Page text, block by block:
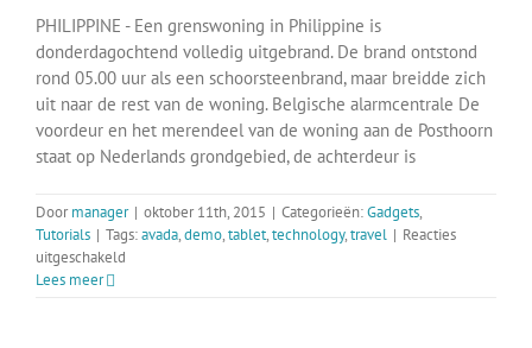
PHILIPPINE - Een grenswoning in Philippine is
donderdagochtend volledig uitgebrand. De brand ontstond
rond 05.00 uur als een schoorsteenbrand, maar breidde zich
uit naar de rest van de woning. Belgische alarmcentrale De
voordeur en het merendeel van de woning aan de Posthoorn
staat op Nederlands grondgebied, de achterdeur is
Doormanager | oktober 11th, 2015 | Categorieën:Gadgets,
Tutorials | Tags:avada,demo,tablet,technology,travel | Reacties
uitgeschakeld
Lees meer